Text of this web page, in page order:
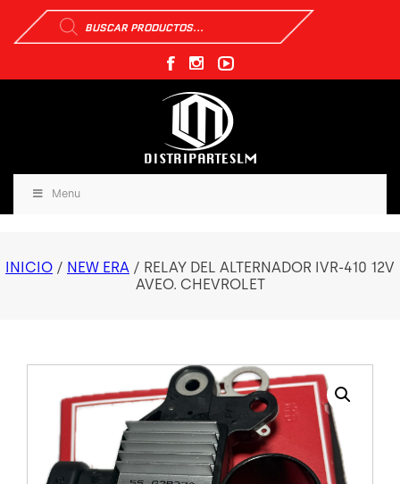
Búsqueda
de
productos
Menu
INICIO / NEW ERA / RELAY DEL ALTERNADOR IVR-410 12V
AVEO. CHEVROLET